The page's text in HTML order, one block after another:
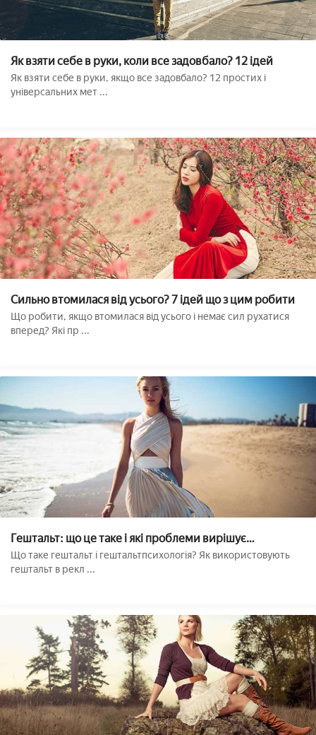
Як взяти себе в руки, коли все задовбало? 12 ідей
Як взяти себе в руки, якщо все задовбало? 12 простих і
універсальних мет ...
Сильно втомилася від усього? 7 ідей що з цим робити
Що робити, якщо втомилася від усього і немає сил рухатися
вперед? Які пр ...
Гештальт: що це таке і які проблеми вирішує
гештальтпсихологія??
Що таке гештальт і гештальтпсихологія? Як використовують
гештальт в рекл ...